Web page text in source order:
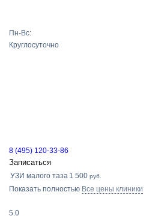
Пн-Вс:
Круглосуточно
8 (495) 120-33-86
Записаться
УЗИ малого таза 1 500 руб.
Показать полностью Все цены клиники
5.0